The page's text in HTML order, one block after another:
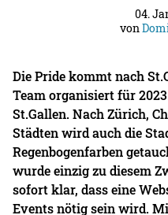
04.
von
Die Pride kommt nach
Team organisiert für
St.Gallen. Nach Zürich,
Städten wird auch die
Regenbogenfarben
wurde einzig zu diesem
sofort klar, dass eine
Events nötig sein wird.